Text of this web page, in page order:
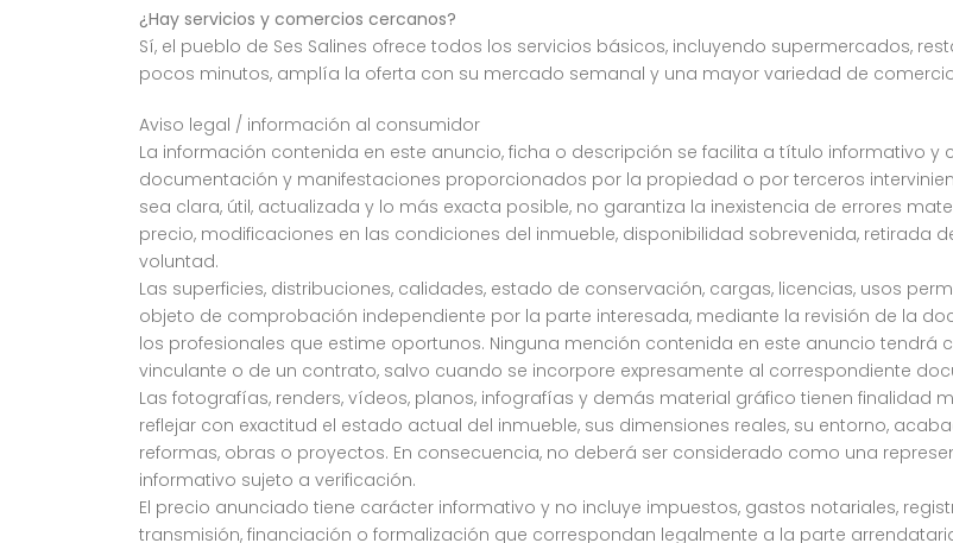
¿Hay servicios y comercios cercanos?
Sí, el pueblo de Ses Salines ofrece todos los servicios básicos, incluyendo supermercados,
pocos minutos, amplía la oferta con su mercado semanal y una mayor variedad de
Aviso legal / información al consumidor
La información contenida en este anuncio, ficha o descripción se facilita a título informativo
documentación y manifestaciones proporcionados por la propiedad o por terceros
sea clara, útil, actualizada y lo más exacta posible, no garantiza la inexistencia de errores
precio, modificaciones en las condiciones del inmueble, disponibilidad sobrevenida, retirada
voluntad.
Las superficies, distribuciones, calidades, estado de conservación, cargas, licencias, usos
objeto de comprobación independiente por la parte interesada, mediante la revisión de la
los profesionales que estime oportunos. Ninguna mención contenida en este anuncio
vinculante o de un contrato, salvo cuando se incorpore expresamente al correspondiente
Las fotografías, renders, vídeos, planos, infografías y demás material gráfico tienen finalidad
reflejar con exactitud el estado actual del inmueble, sus dimensiones reales, su entorno,
reformas, obras o proyectos. En consecuencia, no deberá ser considerado como una
informativo sujeto a verificación.
El precio anunciado tiene carácter informativo y no incluye impuestos, gastos notariales,
transmisión, financiación o formalización que correspondan legalmente a la parte